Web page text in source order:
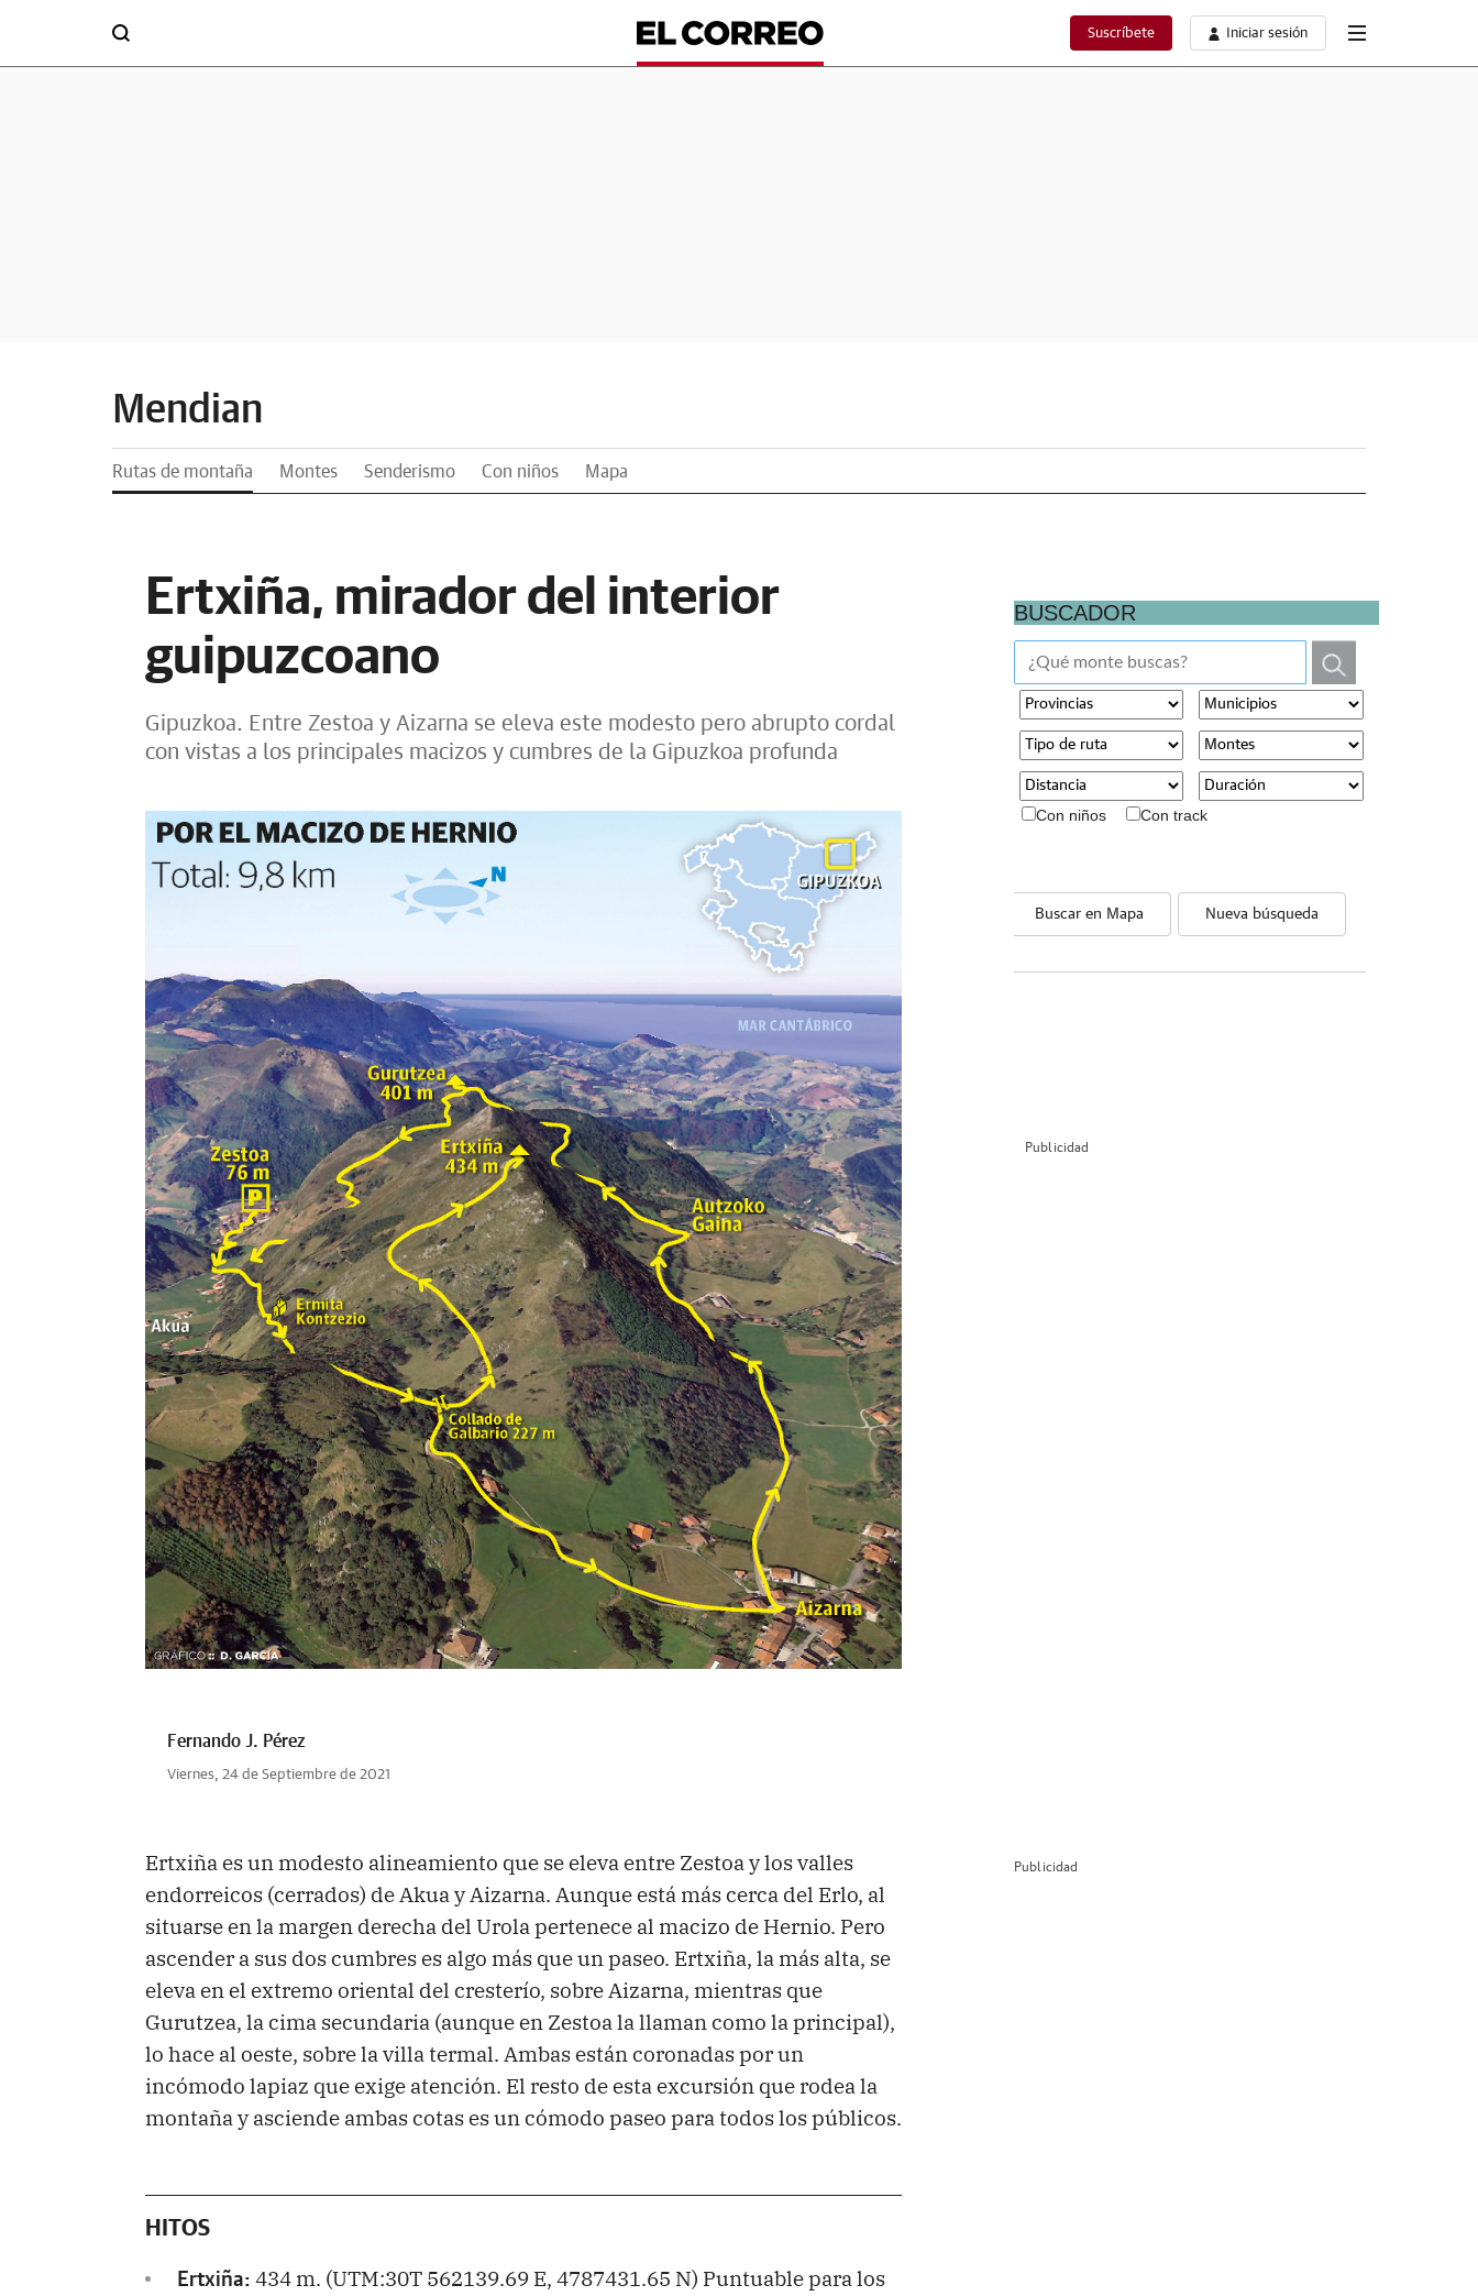
Suscríbete Iniciar sesión
Mendian
Rutas de montaña Montes Senderismo Con niños Mapa
Ertxiña, mirador del interior
guipuzcoano
Gipuzkoa. Entre Zestoa y Aizarna se eleva este modesto pero abrupto cordal
con vistas a los principales macizos y cumbres de la Gipuzkoa profunda
Fernando J. Pérez
Viernes, 24 de Septiembre de 2021
Ertxiña es un modesto alineamiento que se eleva entre Zestoa y los valles
endorreicos (cerrados) de Akua y Aizarna. Aunque está más cerca del Erlo, al
situarse en la margen derecha del Urola pertenece al macizo de Hernio. Pero
ascender a sus dos cumbres es algo más que un paseo. Ertxiña, la más alta, se
eleva en el extremo oriental del cresterío, sobre Aizarna, mientras que
Gurutzea, la cima secundaria (aunque en Zestoa la llaman como la principal),
lo hace al oeste, sobre la villa termal. Ambas están coronadas por un
incómodo lapiaz que exige atención. El resto de esta excursión que rodea la
montaña y asciende ambas cotas es un cómodo paseo para todos los públicos.
HITOS
Ertxiña: 434 m. (UTM:30T 562139.69 E, 4787431.65 N) Puntuable para los
BUSCADOR
Con niños Con track
Buscar en Mapa Nueva búsqueda
Publicidad
Publicidad